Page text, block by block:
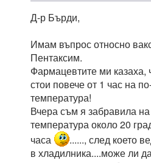
Д-р Бърди,
Имам въпрос относно
Пентаксим.
Фармацевтите ми казаха,
стои повече от 1 час на
температура!
Вчера съм я забравила
температура около 20
часа
......, след което
в хладилника....може ли